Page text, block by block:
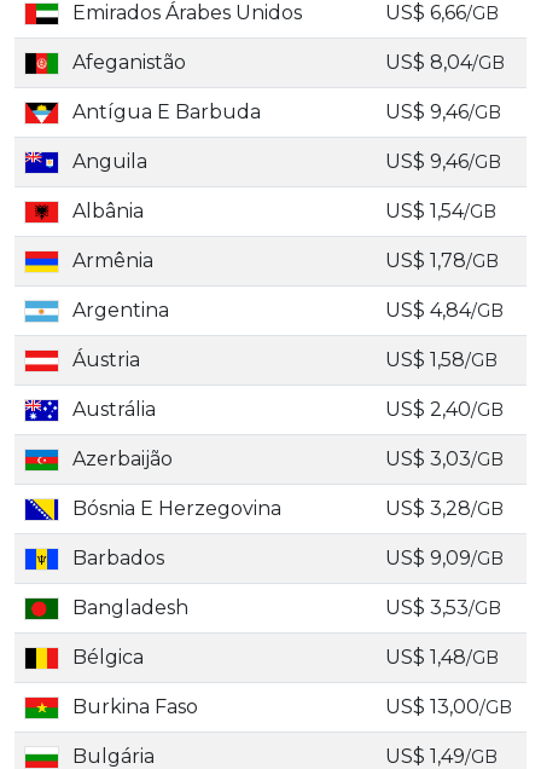
Emirados Árabes Unidos US$ 6,66/GB
Afeganistão US$ 8,04/GB
Antígua E Barbuda US$ 9,46/GB
Anguila US$ 9,46/GB
Albânia US$ 1,54/GB
Armênia US$ 1,78/GB
Argentina US$ 4,84/GB
Áustria US$ 1,58/GB
Austrália US$ 2,40/GB
Azerbaijão US$ 3,03/GB
Bósnia E Herzegovina US$ 3,28/GB
Barbados US$ 9,09/GB
Bangladesh US$ 3,53/GB
Bélgica US$ 1,48/GB
Burkina Faso US$ 13,00/GB
Bulgária US$ 1,49/GB